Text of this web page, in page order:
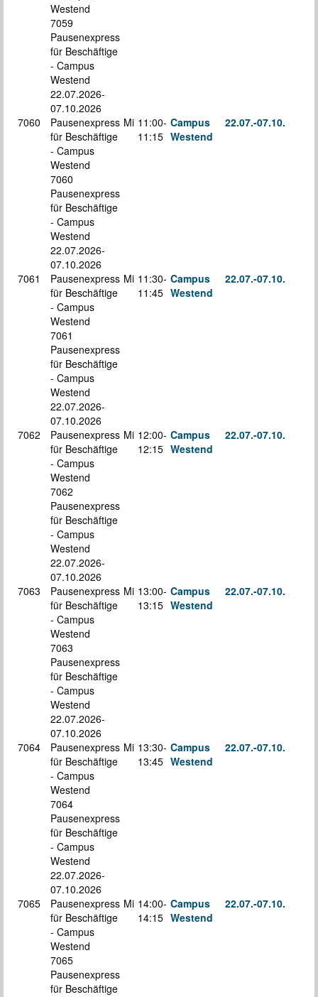
Westend
7059
Pausenexpress
für Beschäftige
- Campus
Westend
22.07.2026-
07.10.2026
7060
Pausenexpress
für Beschäftige
- Campus
Westend
7060
Pausenexpress
für Beschäftige
- Campus
Westend
22.07.2026-
07.10.2026
Mi 11:00-
11:15
Campus
Westend
22.07.-07.10.
7061
Pausenexpress
für Beschäftige
- Campus
Westend
7061
Pausenexpress
für Beschäftige
- Campus
Westend
22.07.2026-
07.10.2026
Mi 11:30-
11:45
Campus
Westend
22.07.-07.10.
7062
Pausenexpress
für Beschäftige
- Campus
Westend
7062
Pausenexpress
für Beschäftige
- Campus
Westend
22.07.2026-
07.10.2026
Mi 12:00-
12:15
Campus
Westend
22.07.-07.10.
7063
Pausenexpress
für Beschäftige
- Campus
Westend
7063
Pausenexpress
für Beschäftige
- Campus
Westend
22.07.2026-
07.10.2026
Mi 13:00-
13:15
Campus
Westend
22.07.-07.10.
7064
Pausenexpress
für Beschäftige
- Campus
Westend
7064
Pausenexpress
für Beschäftige
- Campus
Westend
22.07.2026-
07.10.2026
Mi 13:30-
13:45
Campus
Westend
22.07.-07.10.
7065
Pausenexpress
für Beschäftige
- Campus
Westend
7065
Pausenexpress
für Beschäftige
Mi 14:00-
14:15
Campus
Westend
22.07.-07.10.